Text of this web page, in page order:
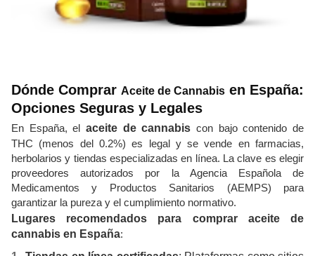
Dónde Comprar Aceite de Cannabis en España:
Opciones Seguras y Legales
En España, el aceite de cannabis con bajo contenido de
THC (menos del 0.2%) es legal y se vende en farmacias,
herbolarios y tiendas especializadas en línea. La clave es elegir
proveedores autorizados por la Agencia Española de
Medicamentos y Productos Sanitarios (AEMPS) para
garantizar la pureza y el cumplimiento normativo.
Lugares recomendados para comprar aceite de
cannabis en España: